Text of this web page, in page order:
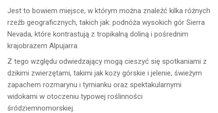
Jest to bowiem miejsce, w którym można znaleźć kilka różnych
rzeźb geograficznych, takich jak: podnóża wysokich gór Sierra
Nevada, które kontrastują z tropikalną doliną i pośrednim
krajobrazem Alpujarra.
Z tego względu odwiedzający mogą cieszyć się spotkaniami z
dzikimi zwierzętami, takimi jak kozy górskie i jelenie, świeżym
zapachem rozmarynu i tymianku oraz spektakularnymi
widokami w otoczeniu typowej roślinności
śródziemnomorskiej.